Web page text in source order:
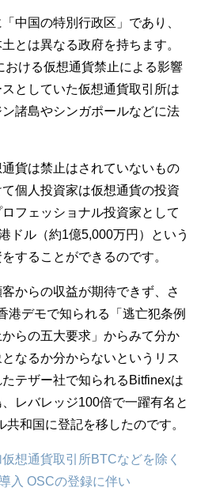
中国の特別行政区」であり、
とは異なる政府を持ちます。
おける仮想通貨禁止による影響
としていた仮想通貨取引所は
諸島やシンガポールなどに法
貨は禁止はされていないもの
個人投資家は仮想通貨の投資
フェッショナル投資家として
ドル（約1億5,000万円）という
することができるのです。
からの収益が期待できず、さ
港デモで知られる「逃亡犯条例
らの五大要求」からみて分か
なるか分からないというリス
テザー社で知られるBitfinexは
レバレッジ100倍で一躍有名と
和国に登記を移したのです。
仮想通貨取引所BTCなどを除く
入 OSCの登録に伴い